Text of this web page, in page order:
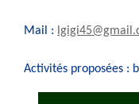
Mail :
Activités proposées :